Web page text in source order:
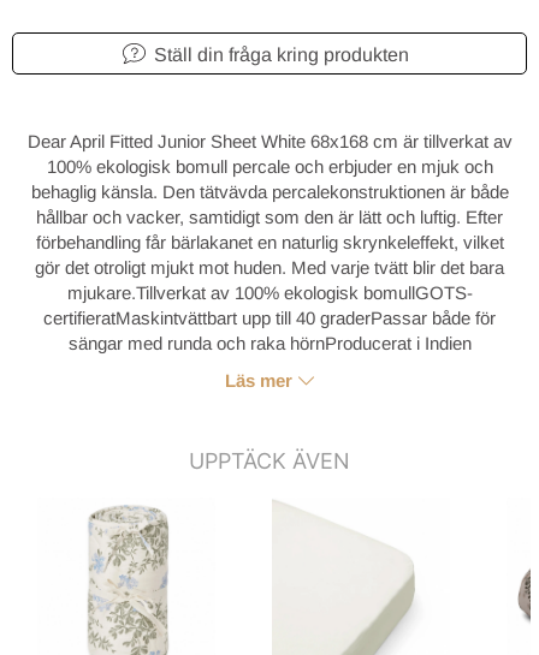
Ställ din fråga kring produkten
Dear April Fitted Junior Sheet White 68x168 cm är tillverkat av
100% ekologisk bomull percale och erbjuder en mjuk och
behaglig känsla. Den tätvävda percalekonstruktionen är både
hållbar och vacker, samtidigt som den är lätt och luftig. Efter
förbehandling får bärlakanet en naturlig skrynkeleffekt, vilket
gör det otroligt mjukt mot huden. Med varje tvätt blir det bara
mjukare.Tillverkat av 100% ekologisk bomullGOTS-
certifieratMaskintvättbart upp till 40 graderPassar både för
sängar med runda och raka hörnProducerat i Indien
Läs mer
UPPTÄCK ÄVEN